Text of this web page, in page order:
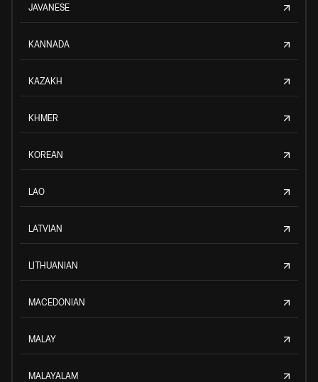
JAVANESE
KANNADA
KAZAKH
KHMER
KOREAN
LAO
LATVIAN
LITHUANIAN
MACEDONIAN
MALAY
MALAYALAM